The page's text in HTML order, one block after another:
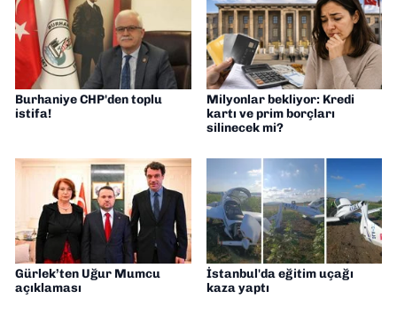
Burhaniye CHP'den toplu
istifa!
Milyonlar bekliyor: Kredi
kartı ve prim borçları
silinecek mi?
Gürlek’ten Uğur Mumcu
açıklaması
İstanbul'da eğitim uçağı
kaza yaptı